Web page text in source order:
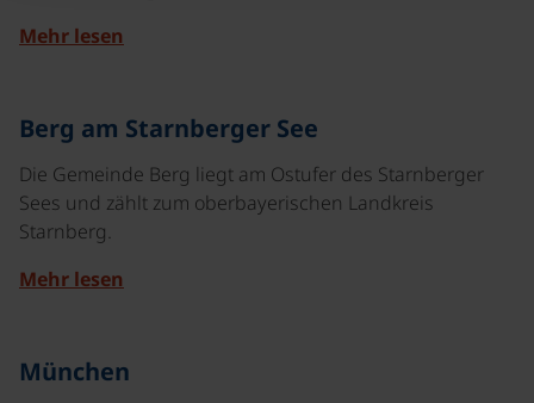
Mehr lesen
Berg am Starnberger See
Die Gemeinde Berg liegt am Ostufer des Starnberger
Sees und zählt zum oberbayerischen Landkreis
Starnberg.
Mehr lesen
München